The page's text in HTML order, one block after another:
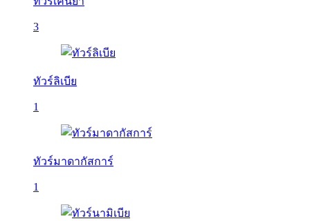
3
ทัวร์ลิเบีย
1
ทัวร์มาดากัสการ์
1